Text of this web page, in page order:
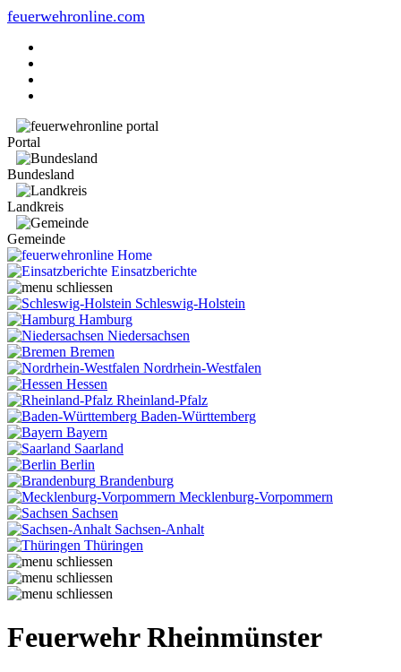
feuerwehronline.com
Portal
Bundesland
Landkreis
Gemeinde
Home
Einsatzberichte
Schleswig-Holstein
Hamburg
Niedersachsen
Bremen
Nordrhein-Westfalen
Hessen
Rheinland-Pfalz
Baden-Württemberg
Bayern
Saarland
Berlin
Brandenburg
Mecklenburg-Vorpommern
Sachsen
Sachsen-Anhalt
Thüringen
Feuerwehr Rheinmünster